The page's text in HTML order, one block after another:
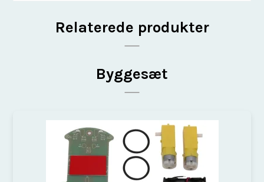
Relaterede produkter
Byggesæt